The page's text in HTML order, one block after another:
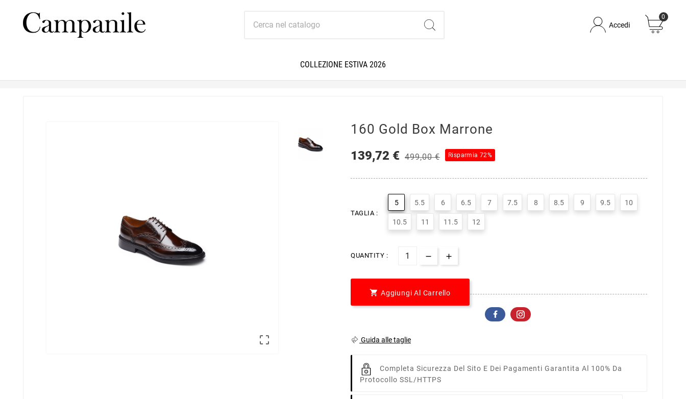
Accedi
0
COLLEZIONE ESTIVA 2026

160 Gold Box Marrone
139,72 € 499,00 € Risparmia 72%
TAGLIA :
5 5.5 6 6.5 7 7.5 8 8.5 9 9.5 10
10.5 11 11.5 12
QUANTITY :
 Aggiungi Al Carrello
Guida alle taglie
Completa Sicurezza Del Sito E Dei Pagamenti Garantita Al 100% Da
Protocollo SSL/HTTPS